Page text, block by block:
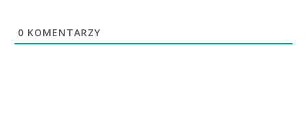
0 KOMENTARZY